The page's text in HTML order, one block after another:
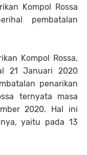
Kompol Rossa
pembatalan
Kompol Rossa,
21 Januari 2020
penarikan
ternyata masa
2020. Hal ini
yaitu pada 13